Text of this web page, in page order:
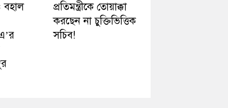
প্রতিমন্ত্রীকে তোয়াক্কা
করছেন না চুক্তিভিত্তিক
সচিব!